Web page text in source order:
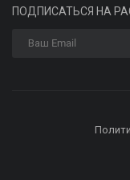
ПОДПИСАТЬСЯ НА